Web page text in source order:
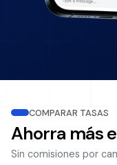
COMPARAR TASAS
Ahorra más
Sin comisiones por